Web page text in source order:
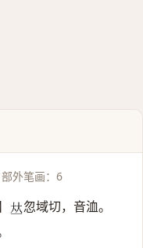
外笔画：6
𠀤忽域切，音洫。